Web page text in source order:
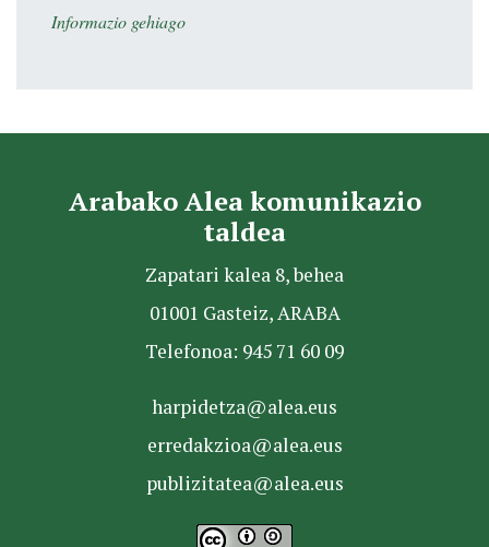
Informazio gehiago
Arabako Alea komunikazio
taldea
Zapatari kalea 8, behea
01001 Gasteiz, ARABA
Telefonoa: 945 71 60 09
harpidetza@alea.eus
erredakzioa@alea.eus
publizitatea@alea.eus